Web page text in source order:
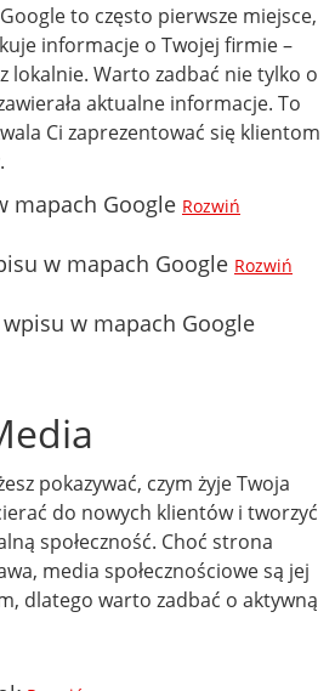
to często pierwsze miejsce,
informacje o Twojej firmie –
lokalnie. Warto zadbać nie tylko o
aktualne informacje. To
Ci zaprezentować się klientom
mapach Google Rozwiń
w mapach Google Rozwiń
w mapach Google
pokazywać, czym żyje Twoja
do nowych klientów i tworzyć
społeczność. Choć strona
media społecznościowe są jej
dlatego warto zadbać o aktywną